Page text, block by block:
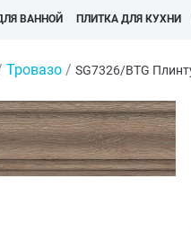
ВАННОЙ ПЛИТКА ДЛЯ КУХНИ
Тровазо / SG7326/BTG